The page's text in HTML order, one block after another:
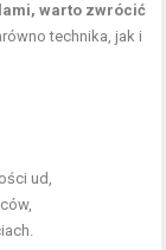
warto zwrócić
technika, jak i
ud,